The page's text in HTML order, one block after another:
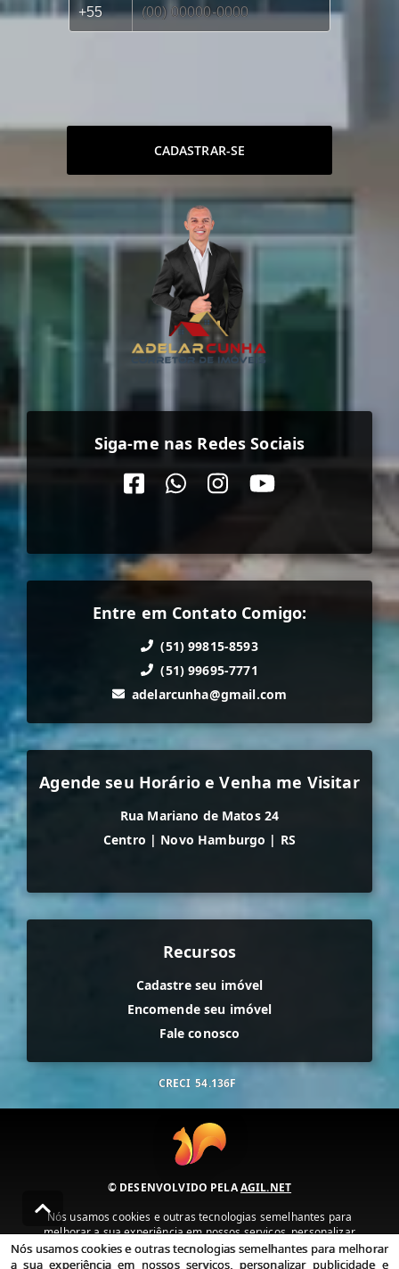
CADASTRAR-SE
Siga-me nas Redes Sociais
Entre em Contato Comigo:
(51) 99815-8593
(51) 99695-7771
adelarcunha@gmail.com
Agende seu Horário e Venha me Visitar
Rua Mariano de Matos 24
Centro | Novo Hamburgo | RS
Recursos
Cadastre seu imóvel
Encomende seu imóvel
Fale conosco
CRECI 54.136F
© DESENVOLVIDO PELAAGIL.NET
Nós usamos cookies e outras tecnologias semelhantes para
melhorar a sua experiência em nossos serviços, personalizar
publicidade e recomendar conteúdo de seu interesse. Ao utilizar
nossos serviços, você concorda com nossa política de privacidade e
Nós usamos cookies e outras tecnologias semelhantes para melhorar
a sua experiência em nossos serviços, personalizar publicidade e